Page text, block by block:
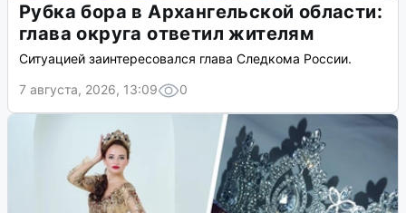
Рубка бора в Архангельской области:
глава округа ответил жителям
Ситуацией заинтересовался глава Следкома России.
7 августа, 2026, 13:09
0